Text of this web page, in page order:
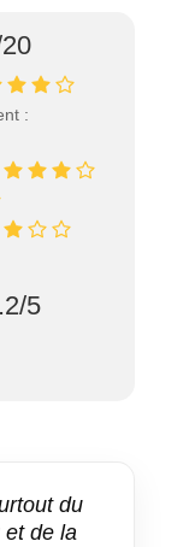
:
5
du
et de la